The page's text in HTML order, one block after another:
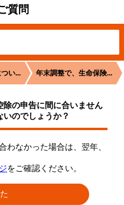
質問
い... 年末調整で、生命保険...
の申告に間に合いません
のでしょうか？
わなかった場合は、翌年、
をご確認ください。